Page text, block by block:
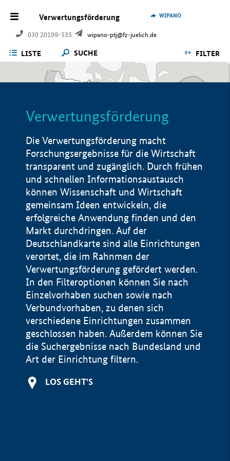
Verwertungsförderung
030 20199-535 wipano-ptj@fz-juelich.de
WIPANO
LISTE SUCHE FILTER
Verwertungsförderung
Die Verwertungsförderung macht
Forschungsergebnisse für die Wirtschaft
transparent und zugänglich. Durch frühen
und schnellen Informationsaustausch
können Wissenschaft und Wirtschaft
gemeinsam Ideen entwickeln, die
erfolgreiche Anwendung finden und den
Markt durchdringen. Auf der
Deutschlandkarte sind alle Einrichtungen
verortet, die im Rahnmen der
Verwertungsförderung gefördert werden.
In den Filteroptionen können Sie nach
Einzelvorhaben suchen sowie nach
Verbundvorhaben, zu denen sich
verschiedene Einrichtungen zusammen
geschlossen haben. Außerdem können Sie
die Suchergebnisse nach Bundesland und
Art der Einrichtung filtern.
LOS GEHT'S